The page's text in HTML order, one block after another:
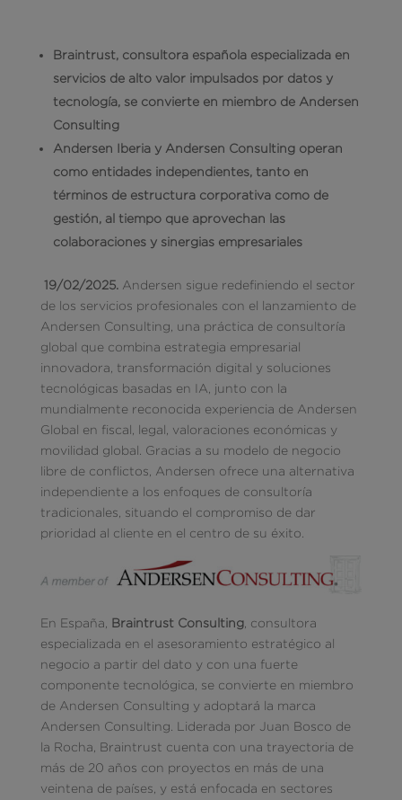
Braintrust, consultora española especializada en
servicios de alto valor impulsados por datos y
tecnología, se convierte en miembro de Andersen
Consulting
Andersen Iberia y Andersen Consulting operan
como entidades independientes, tanto en
términos de estructura corporativa como de
gestión, al tiempo que aprovechan las
colaboraciones y sinergias empresariales
19/02/2025. Andersen sigue redefiniendo el sector
de los servicios profesionales con el lanzamiento de
Andersen Consulting, una práctica de consultoría
global que combina estrategia empresarial
innovadora, transformación digital y soluciones
tecnológicas basadas en IA, junto con la
mundialmente reconocida experiencia de Andersen
Global en fiscal, legal, valoraciones económicas y
movilidad global. Gracias a su modelo de negocio
libre de conflictos, Andersen ofrece una alternativa
independiente a los enfoques de consultoría
tradicionales, situando el compromiso de dar
prioridad al cliente en el centro de su éxito.
En España, Braintrust Consulting, consultora
especializada en el asesoramiento estratégico al
negocio a partir del dato y con una fuerte
componente tecnológica, se convierte en miembro
de Andersen Consulting y adoptará la marca
Andersen Consulting. Liderada por Juan Bosco de
la Rocha, Braintrust cuenta con una trayectoria de
más de 20 años con proyectos en más de una
veintena de países, y está enfocada en sectores